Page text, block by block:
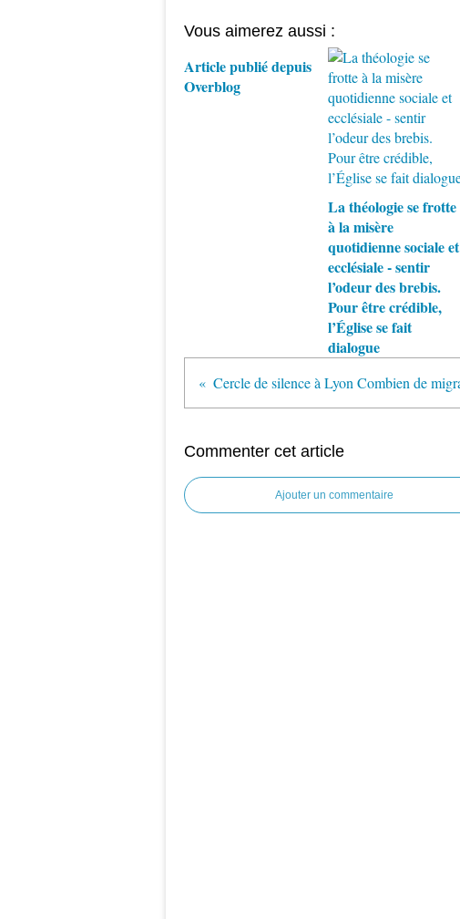
Vous aimerez aussi :
Article publié depuis
Overblog
La théologie se frotte
à la misère
quotidienne sociale et
ecclésiale - sentir
l’odeur des brebis.
Pour être crédible,
l’Église se fait
dialogue
Commenter cet article
Ajouter un commentaire